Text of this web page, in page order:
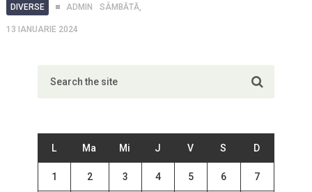
DIVERSE ADMIN SÂMBĂTĂ,
13 IANUARIE 2024
L Ma Mi J V S D
1 2 3 4 5 6 7